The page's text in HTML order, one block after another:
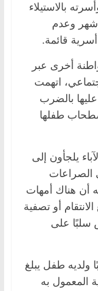
بالاستيلاء
أشهر وعدم
قائمة.
أخرى عبر
اتهمت
عليها بالضرب
طفلها
يلجأون إلى
الصراعات
أن هناك أمهات
أو تصفية
سلبًا على
ولديه طفل يبلغ
المعمول به